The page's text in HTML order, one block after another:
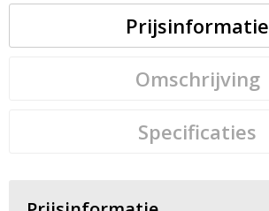
Prijsinformatie
Omschrijving
Specificaties